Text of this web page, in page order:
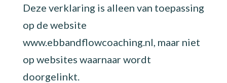
Deze verklaring is alleen van toepassing
op de website
www.ebbandflowcoaching.nl, maar niet
op websites waarnaar wordt
doorgelinkt.